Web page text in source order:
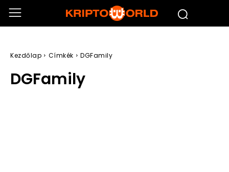
Kezdőlap Címkék DGFamily
DGFamily